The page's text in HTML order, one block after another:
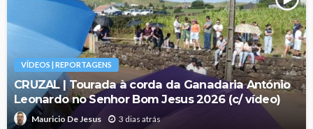
VÍDEOS | REPORTAGENS
CRUZAL | Tourada à corda da Ganadaria António
Leonardo no Senhor Bom Jesus 2026 (c/ vídeo)
Mauricio De Jesus 3 dias atrás